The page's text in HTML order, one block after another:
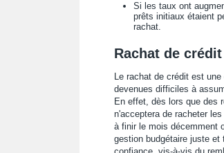
Si les taux ont
prêts initiaux étaient
rachat.
Rachat de
Le rachat de crédit est
devenues difficiles à
En effet, dès lors que des
n'acceptera de racheter
à finir le mois décemment
gestion budgétaire juste et